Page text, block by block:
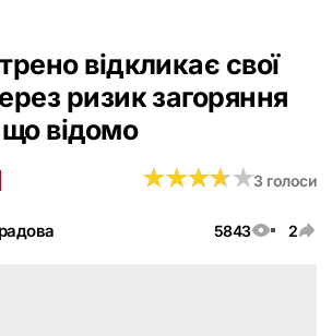
відкликає свої
ризик загоряння
відомо
5843 2
★★★★★
★★★★★3 голоси